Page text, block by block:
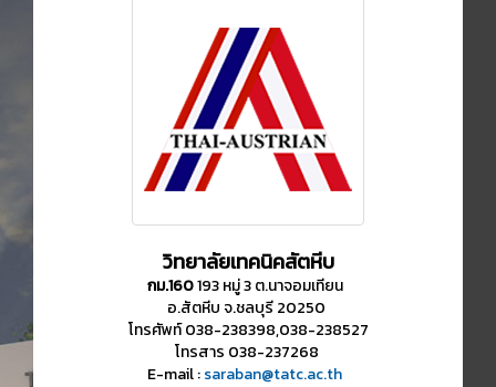
วิทยาลัยเทคนิคสัตหีบ
กม.160193 หมู่ 3 ต.นาจอมเทียน
อ.สัตหีบ จ.ชลบุรี 20250
โทรศัพท์ 038-238398,038-238527
โทรสาร 038-237268
E-mail :saraban@tatc.ac.th